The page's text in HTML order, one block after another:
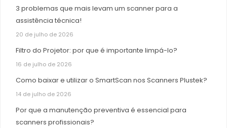
3 problemas que mais levam um scanner para a
assistência técnica!
20 de julho de 2026
Filtro do Projetor: por que é importante limpá-lo?
16 de julho de 2026
Como baixar e utilizar o SmartScan nos Scanners Plustek?
14 de julho de 2026
Por que a manutenção preventiva é essencial para
scanners profissionais?